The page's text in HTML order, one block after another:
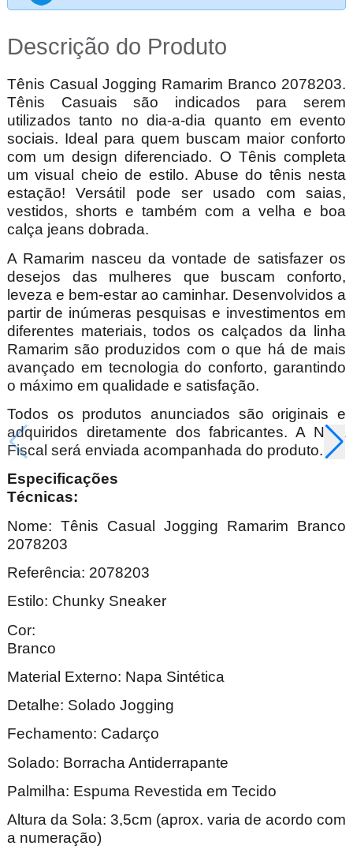
Descrição do Produto
Tênis Casual Jogging Ramarim Branco 2078203.
Tênis Casuais são indicados para serem
utilizados tanto no dia-a-dia quanto em evento
sociais. Ideal para quem buscam maior conforto
com um design diferenciado. O Tênis completa
um visual cheio de estilo. Abuse do tênis nesta
estação! Versátil pode ser usado com saias,
vestidos, shorts e também com a velha e boa
calça jeans dobrada.
A Ramarim nasceu da vontade de satisfazer os
desejos das mulheres que buscam conforto,
leveza e bem-estar ao caminhar. Desenvolvidos a
partir de inúmeras pesquisas e investimentos em
diferentes materiais, todos os calçados da linha
Ramarim são produzidos com o que há de mais
avançado em tecnologia do conforto, garantindo
o máximo em qualidade e satisfação.
Todos os produtos anunciados são originais e
adquiridos diretamente dos fabricantes. A Nota
Fiscal será enviada acompanhada do produto.
Especificações
Nome: Tênis Casual Jogging Ramarim Branco
2078203
Referência: 2078203
Estilo: Chunky Sneaker
Cor:
Material Externo: Napa Sintética
Detalhe: Solado Jogging
Fechamento: Cadarço
Solado: Borracha Antiderrapante
Palmilha: Espuma Revestida em Tecido
Altura da Sola: 3,5cm (aprox. varia de acordo com
a numeração)